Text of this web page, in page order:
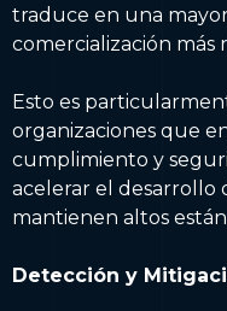
traduce en una
comercialización más
Esto es
organizaciones que
cumplimiento y
acelerar el desarrollo
mantienen altos
Detección y